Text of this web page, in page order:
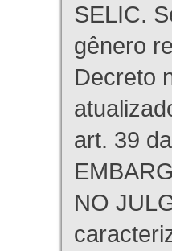
SELIC.
gênero
Decreto
art. 39
NO